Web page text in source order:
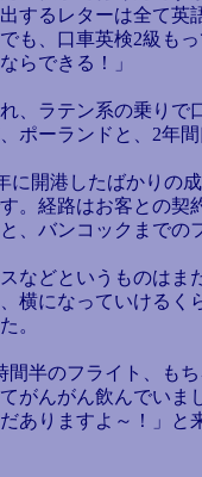
するレターは全て英
も、口車英検2級もっ
らできる！」
、ラテン系の乗りで
ポーランドと、2年
に開港したばかりの
。経路はお客との
、バンコックまでの
などというものはま
横になっていけるく
。
半のフライト、も
がんがん飲んでい
ありますよ～！」と